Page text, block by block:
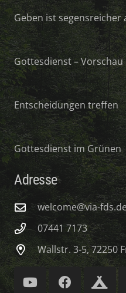
Geben ist segensreicher
Gottesdienst – Vorschau
Entscheidungen treffen
Gottesdienst im Grünen
Adresse
welcome@via-
07441 7173
Wallstr. 3-5, 72250